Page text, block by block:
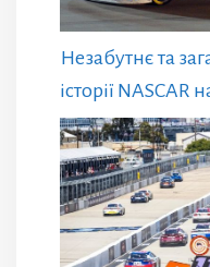
Незабутнє та
історії NASCAR